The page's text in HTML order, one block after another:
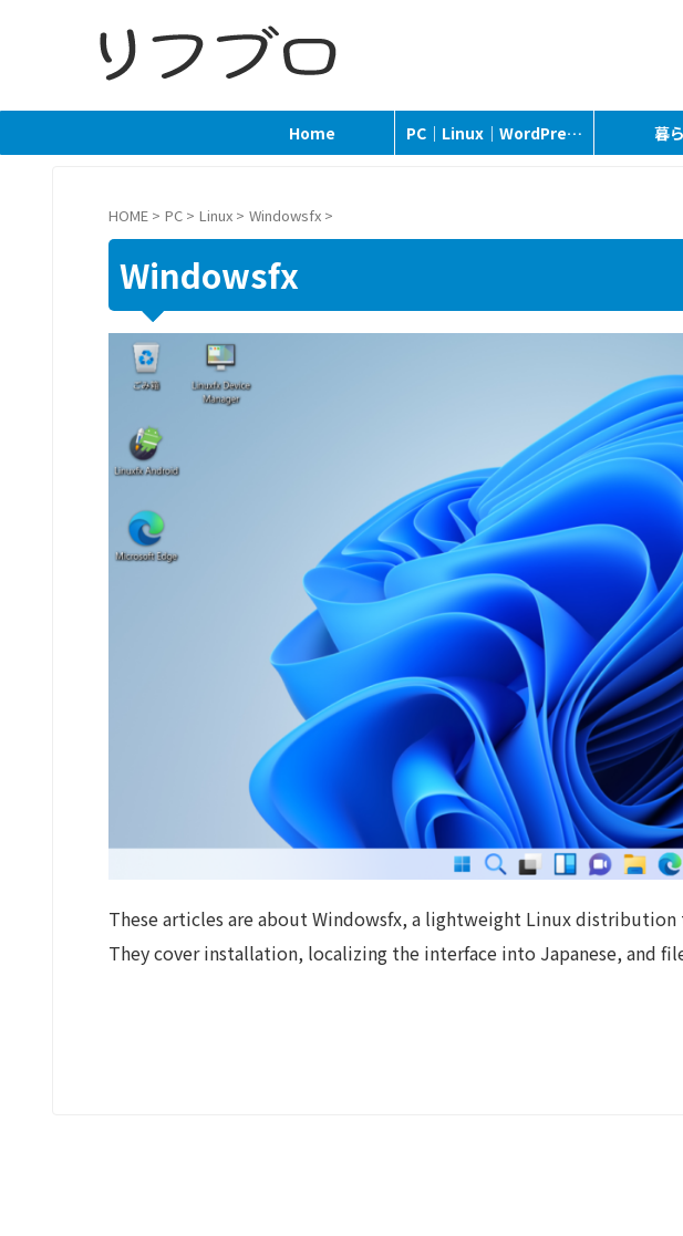
Home PC｜Linux｜WordPress 暮
HOME > PC > Linux > Windowsfx >
Windowsfx
These articles are about Windowsfx, a lightweight Linux distribution
They cover installation, localizing the interface into Japanese, and